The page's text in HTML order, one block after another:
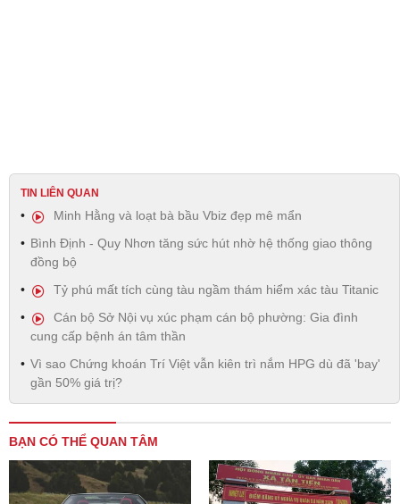
TIN LIÊN QUAN
Minh Hằng và loạt bà bầu Vbiz đẹp mê mẩn
Bình Định - Quy Nhơn tăng sức hút nhờ hệ thống giao thông
đồng bộ
Tỷ phú mất tích cùng tàu ngầm thám hiểm xác tàu Titanic
Cán bộ Sở Nội vụ xúc phạm cán bộ phường: Gia đình
cung cấp bệnh án tâm thần
Vì sao Chứng khoán Trí Việt vẫn kiên trì nắm HPG dù đã 'bay'
gần 50% giá trị?
BẠN CÓ THỂ QUAN TÂM